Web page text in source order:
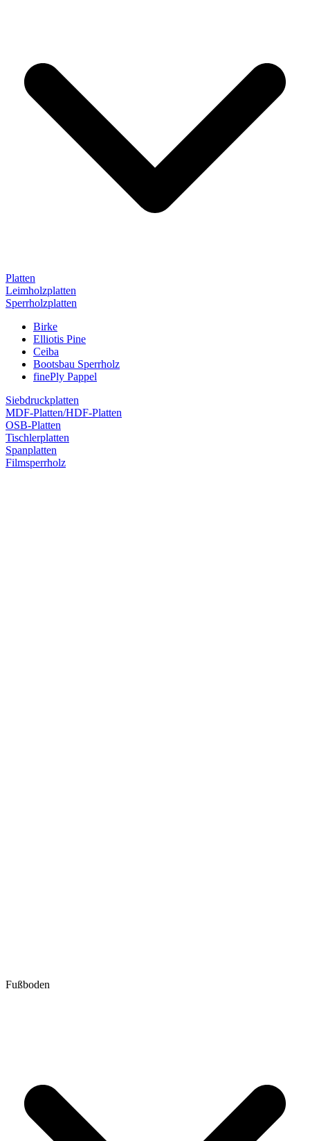
Platten
Leimholzplatten
Sperrholzplatten
Birke
Elliotis Pine
Ceiba
Bootsbau Sperrholz
finePly Pappel
Siebdruckplatten
MDF-Platten/HDF-Platten
OSB-Platten
Tischlerplatten
Spanplatten
Filmsperrholz
Fußboden